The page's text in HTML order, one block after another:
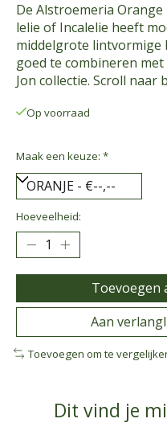
De Alstroemeria
lelie of Incalelie heeft
middelgrote lintvormige
goed te combineren
Jon collectie. Scroll naar
Op voorraad
Maak een keuze: *
Hoeveelheid:
Toevoegen
Aan
Toevoegen om te
Dit vind je